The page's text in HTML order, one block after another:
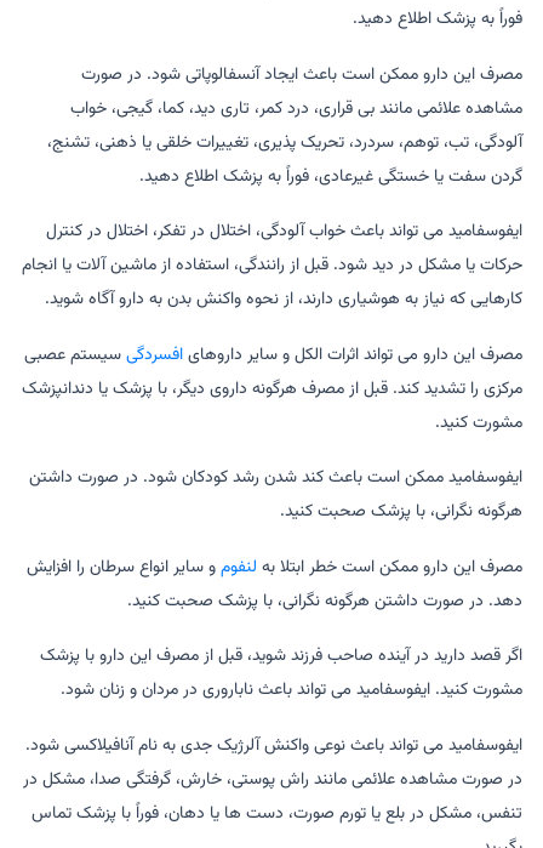
فوراً به پزشک اطلاع دهید.
مصرف این دارو ممکن است باعث ایجاد آنسفالوپاتی شود. در صورت
مشاهده علائمی مانند بی قراری، درد کمر، تاری دید، کما، گیجی، خواب
آلودگی، تب، توهم، سردرد، تحریک پذیری، تغییرات خلقی یا ذهنی، تشنج،
گردن سفت یا خستگی غیرعادی، فوراً به پزشک اطلاع دهید.
ایفوسفامید می تواند باعث خواب آلودگی، اختلال در تفکر، اختلال در کنترل
حرکات یا مشکل در دید شود. قبل از رانندگی، استفاده از ماشین آلات یا انجام
کارهایی که نیاز به هوشیاری دارند، از نحوه واکنش بدن به دارو آگاه شوید.
مصرف این دارو می تواند اثرات الکل و سایر داروهایافسردگیسیستم عصبی
مرکزی را تشدید کند. قبل از مصرف هرگونه داروی دیگر، با پزشک یا دندانپزشک
مشورت کنید.
ایفوسفامید ممکن است باعث کند شدن رشد کودکان شود. در صورت داشتن
هرگونه نگرانی، با پزشک صحبت کنید.
مصرف این دارو ممکن است خطر ابتلا به لنفومو سایر انواع سرطان را افزایش
دهد. در صورت داشتن هرگونه نگرانی، با پزشک صحبت کنید.
اگر قصد دارید در آینده صاحب فرزند شوید، قبل از مصرف این دارو با پزشک
مشورت کنید. ایفوسفامید می تواند باعث ناباروری در مردان و زنان شود.
ایفوسفامید می تواند باعث نوعی واکنش آلرژیک جدی به نام آنافیلاکسی شود.
در صورت مشاهده علائمی مانند راش پوستی، خارش، گرفتگی صدا، مشکل در
تنفس، مشکل در بلع یا تورم صورت، دست ها یا دهان، فوراً با پزشک تماس